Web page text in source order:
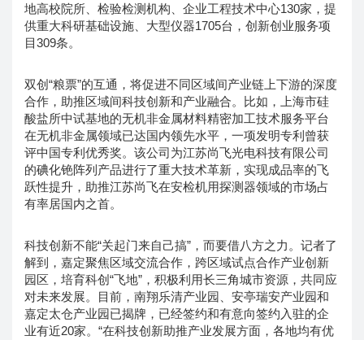
地高校院所、检验检测机构、企业工程技术中心130家，提
供重大科研基础设施、大型仪器1705台，创新创业服务项
目309条。
双创“粮票”的互通，将促进不同区域间产业链上下游的深度
合作，助推区域间科技创新和产业融合。比如，上海市硅
酸盐所中试基地的无机非金属材料精密加工技术服务平台
在无机非金属领域已达国内领先水平，一项发明专利曾获
评中国专利优秀奖。该公司为江苏尚飞光电科技有限公司
的碘化铯阵列产品进行了重大技术革新，实现成品率的飞
跃性提升，助推江苏尚飞在安检机用探测器领域的市场占
有率居国内之首。
科技创新不能“关起门来自己搞”，而要借八方之力。记者了
解到，嘉定聚焦区域交流合作，跨区域试点合作产业创新
园区，培育科创“飞地”，积极利用长三角城市资源，共同应
对未来发展。目前，南翔乐清产业园、安亭瑞安产业园和
嘉定太仓产业园已揭牌，已经签约和有意向签约入驻的企
业有近20家。“在科技创新助推产业发展方面，各地均有优